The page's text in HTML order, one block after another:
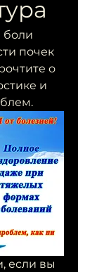
боли
почек
о
и
если вы